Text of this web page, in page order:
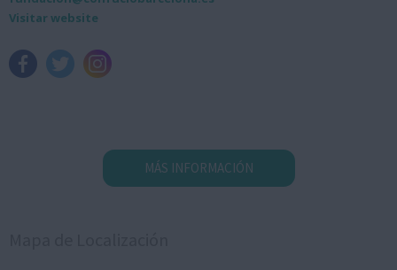
Visitar website
MÁS INFORMACIÓN